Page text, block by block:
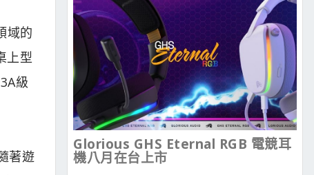
域的
上型
級
著遊
Glorious GHS Eternal RGB 電競耳
機八月在台上市